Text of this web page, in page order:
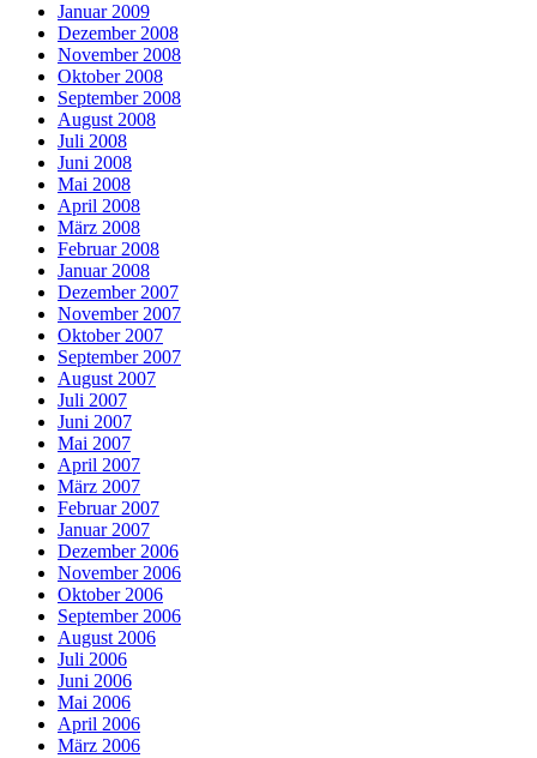
Januar 2009
Dezember 2008
November 2008
Oktober 2008
September 2008
August 2008
Juli 2008
Juni 2008
Mai 2008
April 2008
März 2008
Februar 2008
Januar 2008
Dezember 2007
November 2007
Oktober 2007
September 2007
August 2007
Juli 2007
Juni 2007
Mai 2007
April 2007
März 2007
Februar 2007
Januar 2007
Dezember 2006
November 2006
Oktober 2006
September 2006
August 2006
Juli 2006
Juni 2006
Mai 2006
April 2006
März 2006